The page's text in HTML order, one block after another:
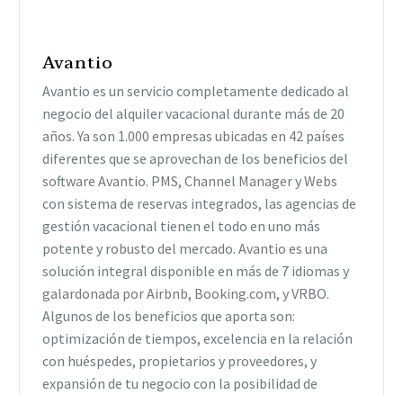
Avantio
Avantio es un servicio completamente dedicado al
negocio del alquiler vacacional durante más de 20
años. Ya son 1.000 empresas ubicadas en 42 países
diferentes que se aprovechan de los beneficios del
software Avantio. PMS, Channel Manager y Webs
con sistema de reservas integrados, las agencias de
gestión vacacional tienen el todo en uno más
potente y robusto del mercado. Avantio es una
solución integral disponible en más de 7 idiomas y
galardonada por Airbnb, Booking.com, y VRBO.
Algunos de los beneficios que aporta son:
optimización de tiempos, excelencia en la relación
con huéspedes, propietarios y proveedores, y
expansión de tu negocio con la posibilidad de